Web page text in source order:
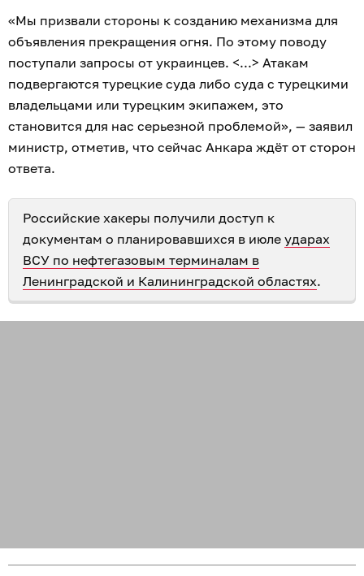
«Мы призвали стороны к созданию механизма для
объявления прекращения огня. По этому поводу
поступали запросы от украинцев. <...> Атакам
подвергаются турецкие суда либо суда с турецкими
владельцами или турецким экипажем, это
становится для нас серьезной проблемой», — заявил
министр, отметив, что сейчас Анкара ждёт от сторон
ответа.
Российские хакеры получили доступ к
документам о планировавшихся в июле ударах
ВСУ по нефтегазовым терминалам в
Ленинградской и Калининградской областях.